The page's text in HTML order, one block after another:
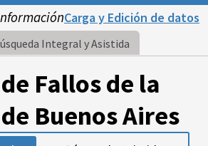
Carga y Edición de datos
Integral y Asistida
Fallos de la
Buenos Aires